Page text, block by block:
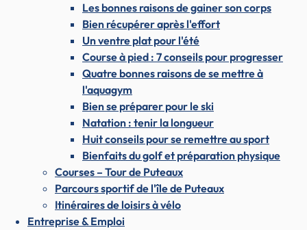
Les bonnes raisons de gainer son corps
Bien récupérer après l'effort
Un ventre plat pour l'été
Course à pied : 7 conseils pour progresser
Quatre bonnes raisons de se mettre à
l'aquagym
Bien se préparer pour le ski
Natation : tenir la longueur
Huit conseils pour se remettre au sport
Bienfaits du golf et préparation physique
Courses – Tour de Puteaux
Parcours sportif de l'île de Puteaux
Itinéraires de loisirs à vélo
Entreprise & Emploi